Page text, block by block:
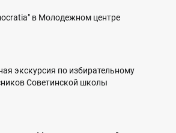
в Молодежном центре
экскурсия по избирательному
Советинской школы